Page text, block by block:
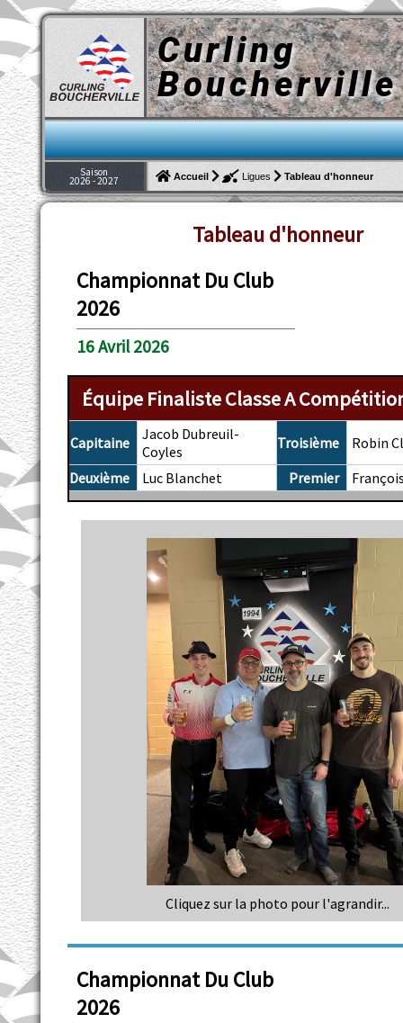
Curling
Boucherville
Saison
2026 - 2027 Accueil Ligues Tableau d'honneur
Tableau d'honneur
Championnat Du Club
2026
16 Avril 2026
Équipe Finaliste Classe A
Capitaine
Jacob Dubreuil-
Coyles
Troisième
Robin
Deuxième
Luc Blanchet Premier
Cliquez sur la photo pour l'agrandir...
Championnat Du Club
2026